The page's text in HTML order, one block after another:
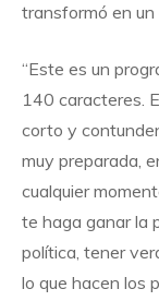
transformó en un
“Este es un
140 caracteres.
corto y
muy preparada,
cualquier
te haga ganar la
política, tener
lo que hacen los